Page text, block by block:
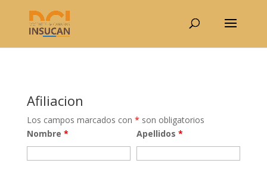
Afiliacion
Los campos marcados con * son obligatorios
Nombre * Apellidos *